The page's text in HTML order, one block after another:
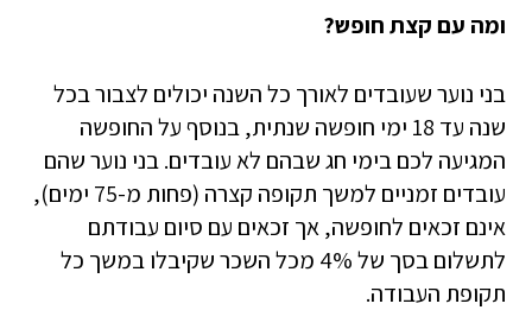
ומה עם קצת חופש?
בני נוער שעובדים לאורך כל השנה יכולים לצבור בכל
שנה עד 18 ימי חופשה שנתית, בנוסף על החופשה
המגיעה לכם בימי חג שבהם לא עובדים. בני נוער שהם
עובדים זמניים למשך תקופה קצרה (פחות מ-75 ימים),
אינם זכאים לחופשה, אך זכאים עם סיום עבודתם
לתשלום בסך של 4% מכל השכר שקיבלו במשך כל
תקופת העבודה.